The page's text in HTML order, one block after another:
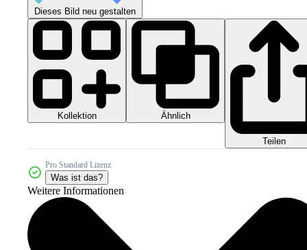
Dieses Bild neu gestalten
Kollektion Ähnlich
Teilen
Pro Standard Lizenz
Was ist das?
Weitere Informationen